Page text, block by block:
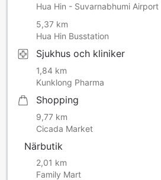
Hua Hin - Suvarnabhumi Airport
5,37 km
Hua Hin Busstation
Sjukhus och kliniker
1,84 km
Kunklong Pharma
Shopping
9,77 km
Cicada Market
Närbutik
2,01 km
Family Mart